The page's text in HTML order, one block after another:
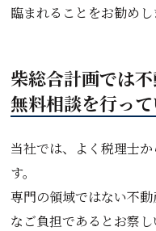
臨まれることをお勧めし
柴総合計画では
無料相談を行って
当社では、よく税理士
す。
専門の領域ではない不
なご負担であるとお察し